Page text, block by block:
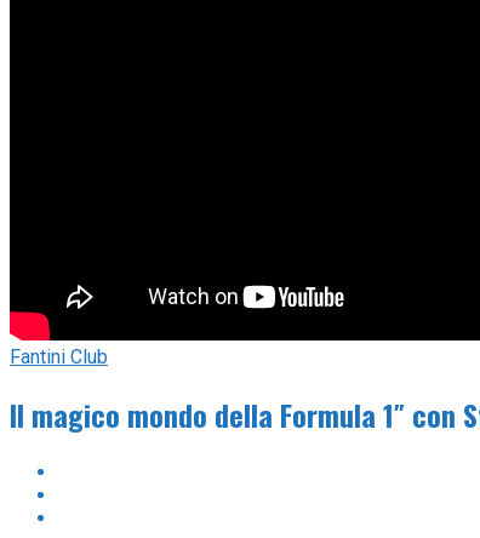
Fantini Club
Il magico mondo della Formula 1″ con